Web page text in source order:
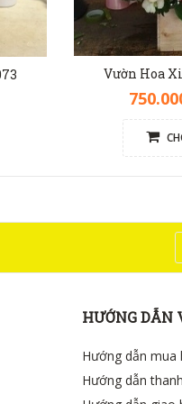
Vườn Hoa
HƯỚNG DẪN
Hướng dẫn mua
Hướng dẫn